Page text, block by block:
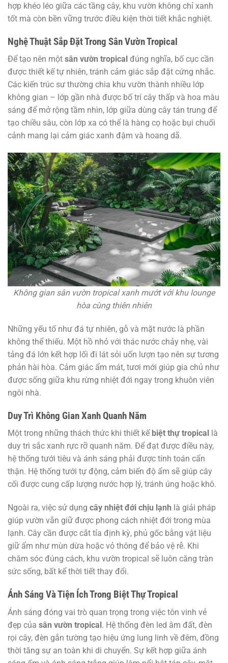
hợp khéo léo giữa các tầng cây, khu vườn không chỉ xanh
tốt mà còn bền vững trước điều kiện thời tiết khắc nghiệt.
Nghệ Thuật Sắp Đặt Trong Sân Vườn Tropical
Để tạo nên một sân vườn tropical đúng nghĩa, bố cục cần
được thiết kế tự nhiên, tránh cảm giác sắp đặt cứng nhắc.
Các kiến trúc sư thường chia khu vườn thành nhiều lớp
không gian – lớp gần nhà được bố trí cây thấp và hoa màu
sáng để mở rộng tầm nhìn, lớp giữa dùng cây tán trung để
tạo chiều sâu, còn lớp xa có thể là hàng cọ hoặc bụi chuối
cảnh mang lại cảm giác xanh đậm và hoang dã.
Không gian sân vườn tropical xanh mướt với khu lounge
hòa cùng thiên nhiên
Những yếu tố như đá tự nhiên, gỗ và mặt nước là phần
không thể thiếu. Một hồ nhỏ với thác nước chảy nhẹ, vài
tảng đá lớn kết hợp lối đi lát sỏi uốn lượn tạo nên sự tương
phản hài hòa. Cảm giác ẩm mát, tươi mới giúp gia chủ như
được sống giữa khu rừng nhiệt đới ngay trong khuôn viên
ngôi nhà.
Duy Trì Không Gian Xanh Quanh Năm
Một trong những thách thức khi thiết kế biệt thự tropical
là
duy trì sắc xanh rực rỡ quanh năm. Để đạt được điều này,
hệ thống tưới tiêu và ánh sáng phải được tính toán cẩn
thận. Hệ thống tưới tự động, cảm biến độ ẩm sẽ giúp cây
cối được cung cấp lượng nước hợp lý, tránh úng hoặc khô.
Ngoài ra, việc sử dụng cây nhiệt đới chịu lạnh là giải pháp
giúp vườn vẫn giữ được phong cách nhiệt đới trong mùa
lạnh. Cây cần được cắt tỉa định kỳ, phủ gốc bằng vật liệu
giữ ẩm như mùn dừa hoặc vỏ thông để bảo vệ rễ. Khi
chăm sóc đúng cách, khu vườn tropical sẽ luôn căng tràn
sức sống, bất kể thời tiết thay đổi.
Ánh Sáng Và Tiện Ích Trong Biệt Thự Tropical
Ánh sáng đóng vai trò quan trọng trong việc tôn vinh vẻ
đẹp của sân vườn tropical. Hệ thống đèn led âm đất, đèn
rọi cây, đèn gắn tường tạo hiệu ứng lung linh về đêm, đồng
thời tăng sự an toàn khi di chuyển. Sự kết hợp giữa ánh